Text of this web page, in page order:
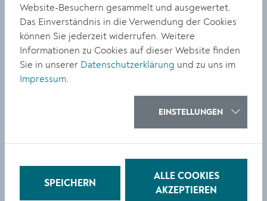
KULTUR
„Erich Grabner Preis“ wirft
Website-Besuchern gesammelt und ausgewertet.
Das Einverständnis in die Verwendung der Cookies
können Sie jederzeit widerrufen. Weitere
Informationen zu Cookies auf dieser Website finden
Sie in unserer Datenschutzerklärung und zu uns im
Impressum.
EINSTELLUNGEN
SPEICHERN
ALLE COOKIES
AKZEPTIEREN